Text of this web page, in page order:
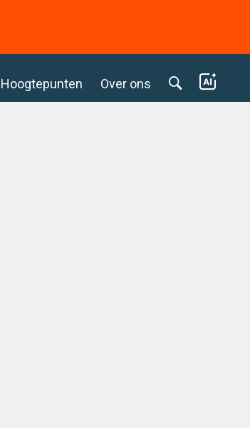
Hoogtepunten Over ons